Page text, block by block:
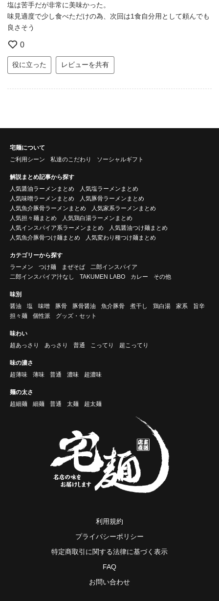
塩は苦手だが非常に美味かった。
味見適度で少し食べただけの為、次回は1食自分用として頼んでも
良さそう
0
役に立った レビューを共有
宅麺について
ご利用シーン
私達のこだわり ソーシャルギフト
解説まとめ記事から探す
人気醤油ラーメンまとめ
人気塩ラーメンまとめ
人気味噌ラーメンまとめ
人気豚骨ラーメンまとめ
人気魚介豚骨ラーメンまとめ
人気家系ラーメンまとめ
人気担々麺まとめ
人気鶏白湯ラーメンまとめ
人気インスパイア系ラーメンまとめ
人気醤油つけ麺まとめ
人気魚介豚骨つけ麺まとめ
人気変わり種つけ麺まとめ
カテゴリーから探す
ラーメン
つけ麺 まぜそば
二郎インスパイア
二郎インスパイア汁なし
TAKUMEN LABO カレー その他
味別
醤油
塩 味噌 豚骨 豚骨醤油 魚介豚骨 煮干し 鶏白湯 家系
旨辛
担々麺
個性派 グッズ・セット
味わい
超あっさり
あっさり 普通 こってり 超こってり
味の濃さ
超薄味
薄味 普通 濃味 超濃味
麺の太さ
超細麺
細麺 普通 太麺 超太麺
利用規約
プライバシーポリシー
特定商取引に関する法律に基づく表示
FAQ
お問い合わせ